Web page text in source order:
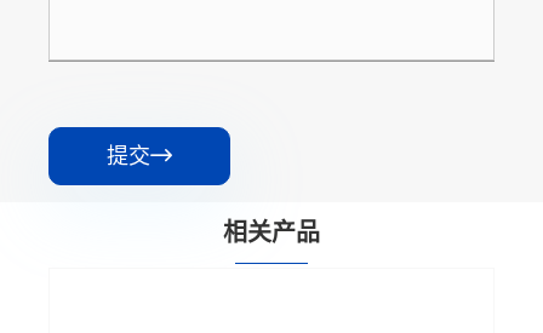
提交
相关产品